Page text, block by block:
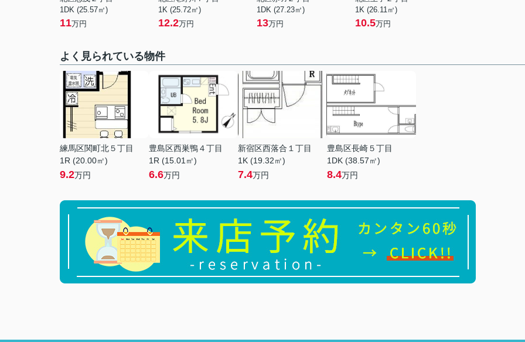
1DK (25.57㎡)
11万円
1K (25.72㎡)
12.2万円
1DK (27.23㎡)
13万円
1K (26.11㎡)
10.5万円
よく見られている物件
練馬区関町北５丁目
1R (20.00㎡)
9.2万円
豊島区西巣鴨４丁目
1R (15.01㎡)
6.6万円
新宿区西落合１丁目
1K (19.32㎡)
7.4万円
豊島区長崎５丁目
1DK (38.57㎡)
8.4万円